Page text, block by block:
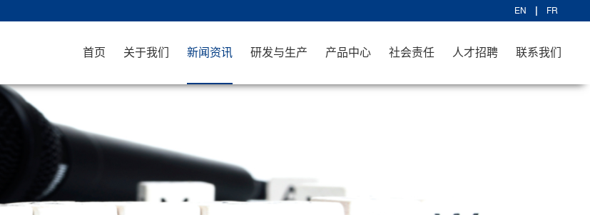
EN FR
首页 关于我们 新闻资讯 研发与生产 产品中心 社会责任 人才招聘 联系我们